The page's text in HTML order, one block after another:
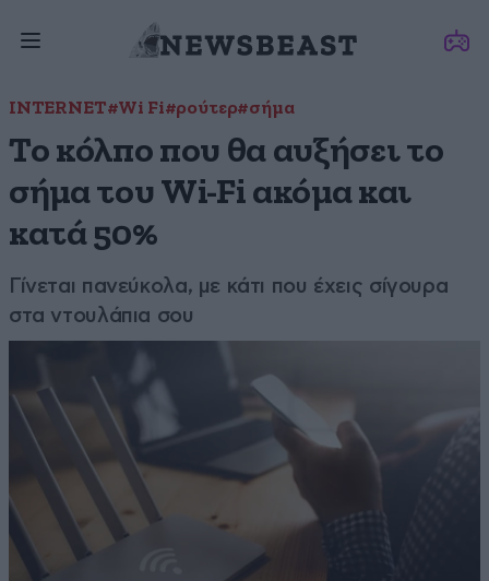
INTERNET#Wi Fi#ρούτερ#σήμα
Το κόλπο που θα αυξήσει το
σήμα του Wi-Fi ακόμα και
κατά 50%
Γίνεται πανεύκολα, με κάτι που έχεις σίγουρα
στα ντουλάπια σου